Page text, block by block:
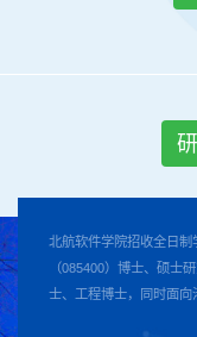
研
北航软件学院招收全日制
（085400）博士、硕士
士、工程博士，同时面向